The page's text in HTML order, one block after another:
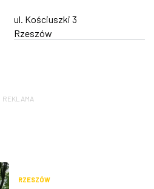
ul. Kościuszki 3
Rzeszów
REKLAMA
RZESZÓW